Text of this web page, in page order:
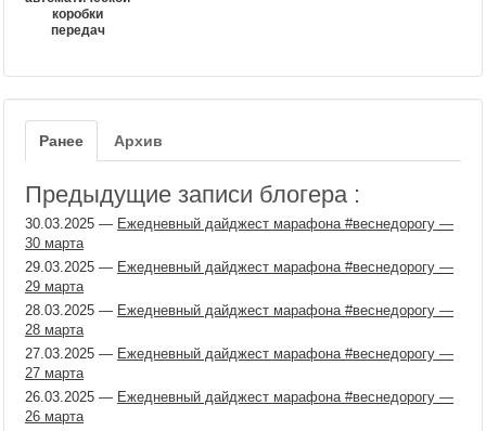
коробки
передач
Ранее Архив
Предыдущие записи блогера :
30.03.2025 — Ежедневный дайджест марафона #веснедорогу —
30 марта
29.03.2025 — Ежедневный дайджест марафона #веснедорогу —
29 марта
28.03.2025 — Ежедневный дайджест марафона #веснедорогу —
28 марта
27.03.2025 — Ежедневный дайджест марафона #веснедорогу —
27 марта
26.03.2025 — Ежедневный дайджест марафона #веснедорогу —
26 марта